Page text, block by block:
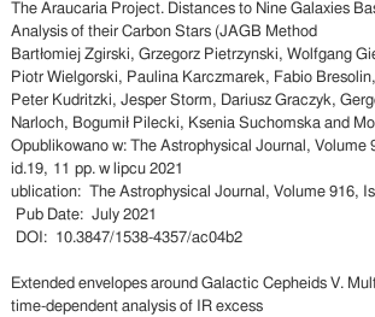
The Araucaria Project. Distances to Nine Galaxies
Analysis of their Carbon Stars (JAGB Method
Bartłomiej Zgirski, Grzegorz Pietrzynski, Wolfgang
Piotr Wielgorski, Paulina Karczmarek, Fabio
Peter Kudritzki, Jesper Storm, Dariusz Graczyk,
Narloch, Bogumił Pilecki, Ksenia Suchomska and
Opublikowano w: The Astrophysical Journal, Volume
id.19, 11 pp. w lipcu 2021
ublication: The Astrophysical Journal, Volume 916,
Pub Date: July 2021
DOI: 10.3847/1538-4357/ac04b2
Extended envelopes around Galactic Cepheids V.
time-dependent analysis of IR excess